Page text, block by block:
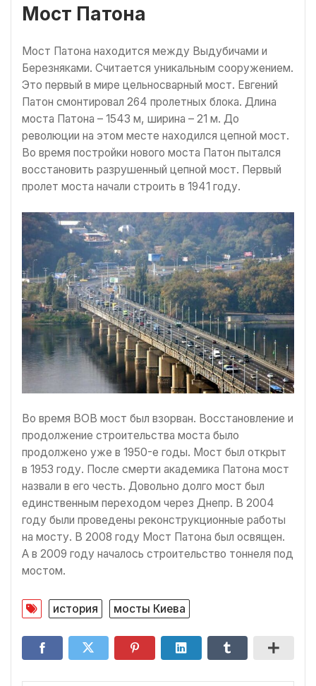
Мост Патона
Мост Патона находится между Выдубичами и
Березняками. Считается уникальным сооружением.
Это первый в мире цельносварный мост. Евгений
Патон смонтировал 264 пролетных блока. Длина
моста Патона – 1543 м, ширина – 21 м. До
революции на этом месте находился цепной мост.
Во время постройки нового моста Патон пытался
восстановить разрушенный цепной мост. Первый
пролет моста начали строить в 1941 году.
Во время ВОВ мост был взорван. Восстановление и
продолжение строительства моста было
продолжено уже в 1950-е годы. Мост был открыт
в 1953 году. После смерти академика Патона мост
назвали в его честь. Довольно долго мост был
единственным переходом через Днепр. В 2004
году были проведены реконструкционные работы
на мосту. В 2008 году Мост Патона был освящен.
А в 2009 году началось строительство тоннеля под
мостом.
история мосты Киева